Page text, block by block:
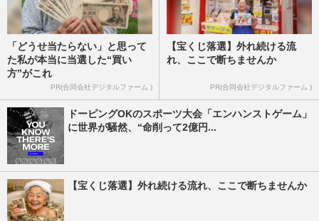
「どうせ当たらない」と思って
た私が本当に当選した“買い
方”がこれ
PR(合同会社デジタルファーム )
【宝くじ落選】外れ続ける流
れ、ここで断ちませんか
PR(合同会社デジタルファーム )
ドーピングOKのスポーツ大会「エンハンストゲーム」
に世界が騒然、“命削って2億円...
【宝くじ落選】外れ続ける流れ、ここで断ちませんか